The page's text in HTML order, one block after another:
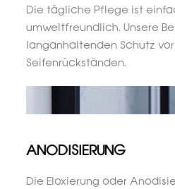
Die tägliche Pflege ist
umweltfreundlich. Unsere
langanhaltenden Schutz vor
Seifenrückständen.
ANODISIERUNG
Die Eloxierung oder